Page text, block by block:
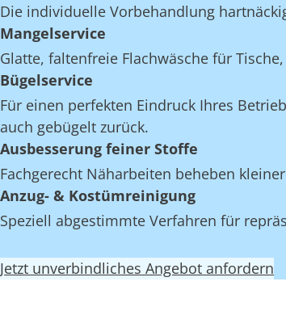
Die individuelle Vorbehandlung
Mangelservice
Glatte, faltenfreie Flachwäsche für
Bügelservice
Für einen perfekten Eindruck Ihres
auch gebügelt zurück.
Ausbesserung feiner Stoffe
Fachgerecht Näharbeiten beheben
Anzug- & Kostümreinigung
Speziell abgestimmte Verfahren für
Jetzt unverbindliches Angebot anfordern